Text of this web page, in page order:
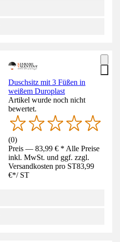
Duschsitz mit 3 Füßen in
weißem Duroplast
Artikel wurde noch nicht
bewertet.
(0)
Preis — 83,99 € * Alle Preise
inkl. MwSt. und ggf. zzgl.
Versandkosten pro ST83,99
€*/ ST